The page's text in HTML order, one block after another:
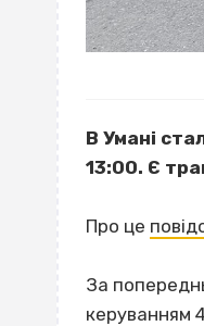
В Умані
13:00. Є
Про це
За
керуванням